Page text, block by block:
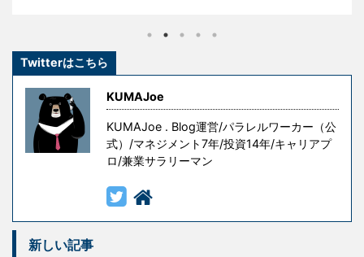
ただし授業料が高すぎる 』というものです。 失敗はコ
意味がありますが、無意味な ...
Twitterはこちら
KUMAJoe
KUMAJoe . Blog運営/パラレルワーカー（公
式）/マネジメント7年/投資14年/キャリアプ
ロ/兼業サラリーマン
新しい記事